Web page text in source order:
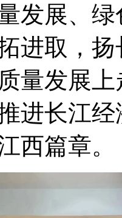
发展、
进取，
量发展
进长江
西篇章。